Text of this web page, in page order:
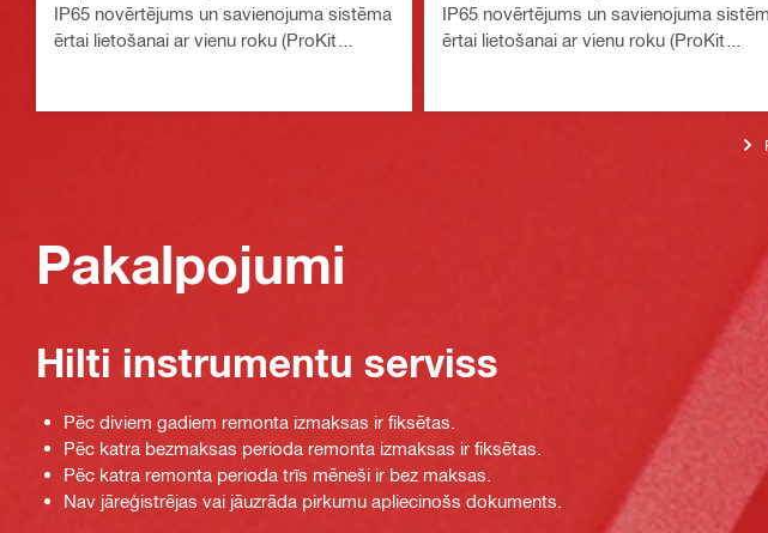
IP65 novērtējums un savienojuma sistēma
ērtai lietošanai ar vienu roku (ProKit
IP65 novērtējums un savienojuma
ērtai lietošanai ar vienu roku (ProKit
Pakalpojumi
Hilti instrumentu serviss
Pēc diviem gadiem remonta izmaksas ir fiksētas.
Pēc katra bezmaksas perioda remonta izmaksas ir fiksētas.
Pēc katra remonta perioda trīs mēneši ir bez maksas.
Nav jāreģistrējas vai jāuzrāda pirkumu apliecinošs dokuments.